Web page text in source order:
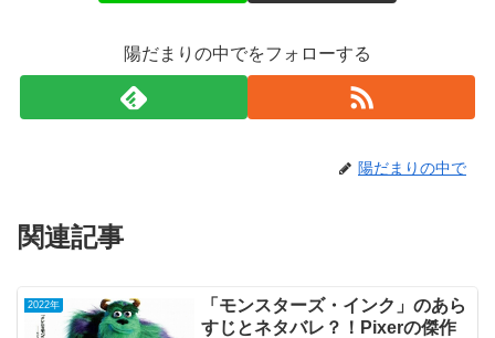
陽だまりの中でをフォローする
陽だまりの中で
関連記事
2022年
「モンスターズ・インク」のあら
すじとネタバレ？！Pixerの傑作